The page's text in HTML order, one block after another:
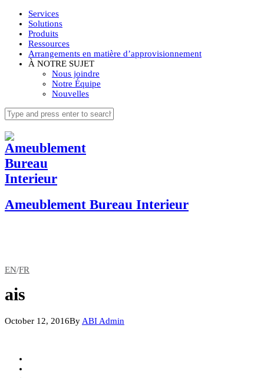
Services
Solutions
Produits
Ressources
Arrangements en matière d’approvisionnement
À NOTRE SUJET
Nous joindre
Notre Équipe
Nouvelles
Ameublement Bureau Interieur
EN/FR
ais
October 12, 2016By ABI Admin